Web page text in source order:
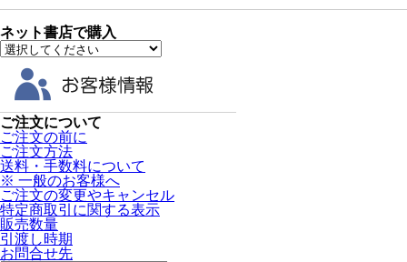
ネット書店で購入
ご注文について
ご注文の前に
ご注文方法
送料・手数料について
※ 一般のお客様へ
ご注文の変更やキャンセル
特定商取引に関する表示
販売数量
引渡し時期
お問合せ先